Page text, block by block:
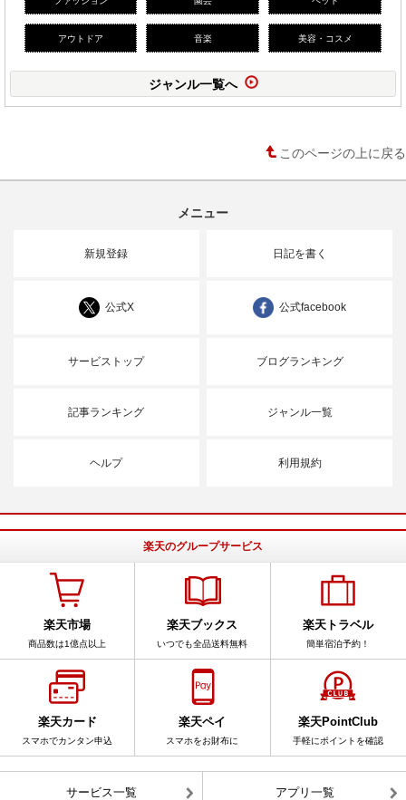
アウトドア 音楽 美容・コスメ
ジャンル一覧へ
このページの上に戻る
メニュー
新規登録 日記を書く
公式X 公式facebook
サービストップ ブログランキング
記事ランキング ジャンル一覧
ヘルプ 利用規約
楽天のグループサービス
楽天市場
商品数は1億点以上
楽天ブックス
いつでも全品送料無料
楽天トラベル
簡単宿泊予約！
楽天カード
スマホでカンタン申込
楽天ペイ
スマホをお財布に
楽天PointClub
手軽にポイントを確認
サービス一覧 アプリ一覧